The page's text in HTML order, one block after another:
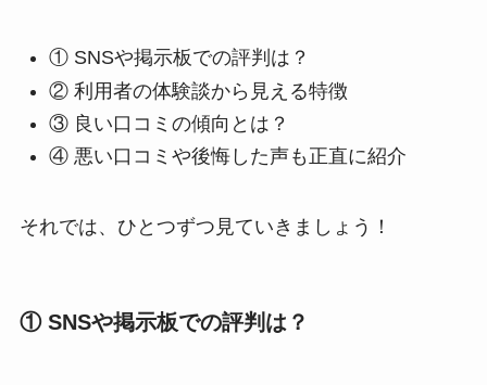
① SNSや掲示板での評判は？
② 利用者の体験談から見える特徴
③ 良い口コミの傾向とは？
④ 悪い口コミや後悔した声も正直に紹介
それでは、ひとつずつ見ていきましょう！
① SNSや掲示板での評判は？